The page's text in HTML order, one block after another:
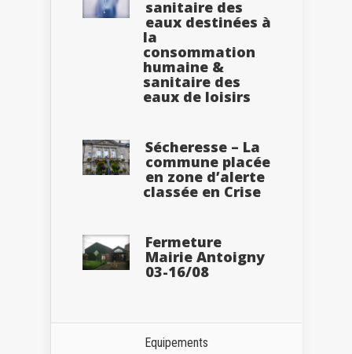
sanitaire des
eaux destinées à
la
consommation
humaine &
sanitaire des
eaux de loisirs
Sécheresse – La
commune placée
en zone d’alerte
classée en Crise
Fermeture
Mairie Antoigny
03-16/08
Equipements